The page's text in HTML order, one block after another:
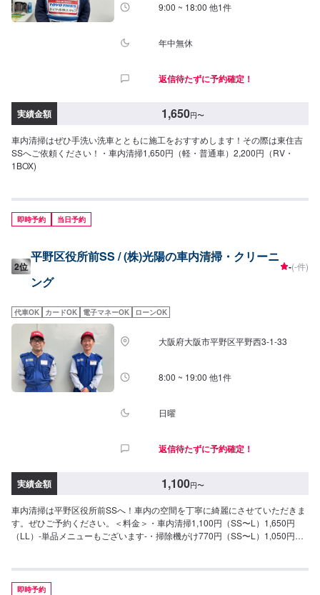
9:00 ~ 18:00 他1件
年中無休
返信待たずに予約確定！
実績金額 1,650円〜
車内清掃はぜひ手洗い洗車とともに施工をおすすめします！その際は東住吉
SSへご依頼ください！・車内清掃1,650円（軽・普通車）2,200円（RV・
1BOX)
即時予約 当日予約
2位
平野区役所前SS / (株)光陽の車内清掃・クリーニ
ング
-(-件)
代車OK カードOK 電子マネーOK ローンOK
大阪府大阪市平野区平野西3-1-33
8:00 ~ 19:00 他1件
日曜
返信待たずに予約確定！
実績金額 1,100円〜
車内清掃は平野区役所前SSへ！車内の空間を丁寧に綺麗にさせていただきま
す。ぜひご予約ください。＜料金＞・車内清掃1,100円（SS〜L）1,650円
（LL）-単品メニューもございます-・掃除機がけ770円（SS〜L）1,050円
即時予約